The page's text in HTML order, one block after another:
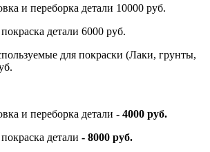
и переборка детали 10000 руб.
детали 6000 руб.
для покраски (Лаки, грунты,
и переборка детали - 4000 руб.
детали - 8000 руб.